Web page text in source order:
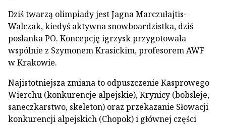
Dziś twarzą olimpiady jest Jagna Marczułajtis-
Walczak, kiedyś aktywna snowboardzistka, dziś
posłanka PO. Koncepcję igrzysk przygotowała
wspólnie z Szymonem Krasickim, profesorem AWF
w Krakowie.
Najistotniejsza zmiana to odpuszczenie Kasprowego
Wierchu (konkurencje alpejskie), Krynicy (bobsleje,
saneczkarstwo, skeleton) oraz przekazanie Słowacji
konkurencji alpejskich (Chopok) i głównej części